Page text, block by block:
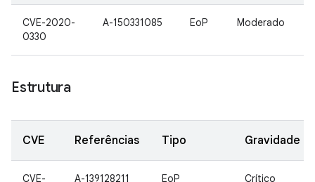
CVE-2020-
0330
A-150331085 EoP Moderado
Estrutura
CVE Referências Tipo Gravidade
CVE-
A-139128211 EoP Crítico